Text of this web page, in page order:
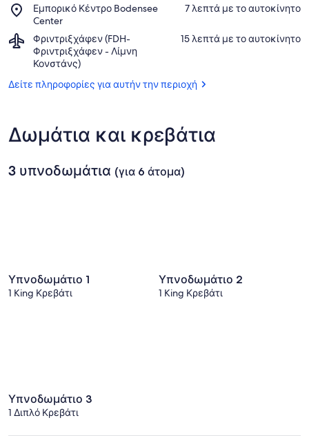
Φρίντριχσχάφεν
Εμπορικό Κέντρο Bodensee
Center
Place,
Εμπορικό
Κέντρο
Bodensee
Center
‪7 λεπτά με το αυτοκίνητο‬
Φριντριξχάφεν (FDH-
Φριντριξχάφεν - Λίμνη
Κονστάνς)
Airport,
Φριντριξχάφεν
(FDH-
-
‪15 λεπτά με το αυτοκίνητο‬
Δείτε πληροφορίες για αυτήν την περιοχή
Δωμάτια και κρεβάτια
3 υπνοδωμάτια (για 6 άτομα)
Υπνοδωμάτιο 1
1 King Κρεβάτι
Υπνοδωμάτιο 2
1 King Κρεβάτι
Υπνοδωμάτιο 3
1 Διπλό Κρεβάτι